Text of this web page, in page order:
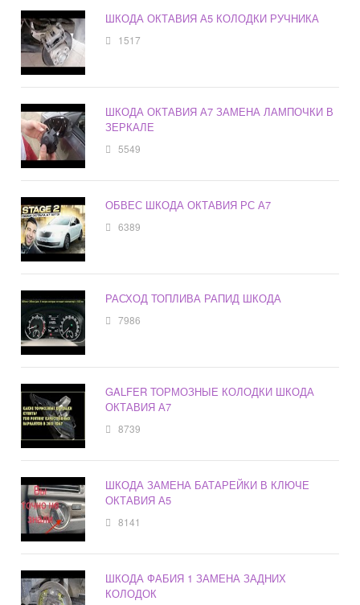
ШКОДА ОКТАВИЯ А5 КОЛОДКИ РУЧНИКА
1517
ШКОДА ОКТАВИЯ А7 ЗАМЕНА ЛАМПОЧКИ В
ЗЕРКАЛЕ
5549
ОБВЕС ШКОДА ОКТАВИЯ РС А7
6389
РАСХОД ТОПЛИВА РАПИД ШКОДА
7986
GALFER ТОРМОЗНЫЕ КОЛОДКИ ШКОДА
ОКТАВИЯ А7
8739
ШКОДА ЗАМЕНА БАТАРЕЙКИ В КЛЮЧЕ
ОКТАВИЯ А5
8141
ШКОДА ФАБИЯ 1 ЗАМЕНА ЗАДНИХ
КОЛОДОК